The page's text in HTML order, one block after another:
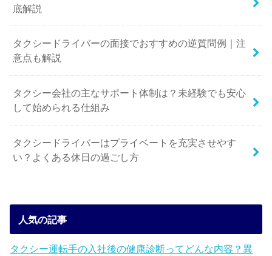
底解説
タクシードライバーの面接でおすすめの逆質問例｜注
意点も解説
タクシー会社の主なサポート体制は？未経験でも安心
して始められる仕組み
タクシードライバーはプライベートを充実させやす
い？よくある休日の過ごし方
人気の記事
タクシー運転手の入社後の健康診断ってどんな内容？異